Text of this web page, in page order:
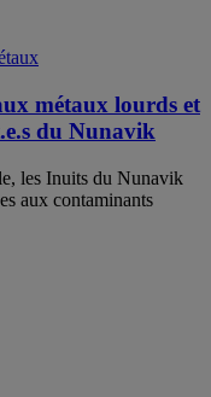
métaux lourds et
du Nunavik
les Inuits du Nunavik
aux contaminants